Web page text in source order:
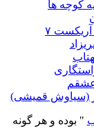
کوچه ها
۷
عشقم
" بوده و هر گونه